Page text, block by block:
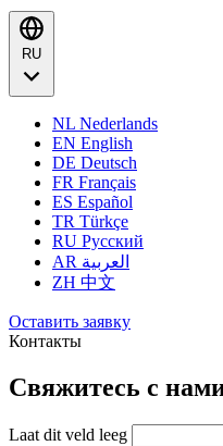
RU
NL Nederlands
EN English
DE Deutsch
FR Français
ES Español
TR Türkçe
RU Русский
AR العربية
ZH 中文
Оставить заявку
Контакты
Свяжитесь с
Laat dit veld leeg